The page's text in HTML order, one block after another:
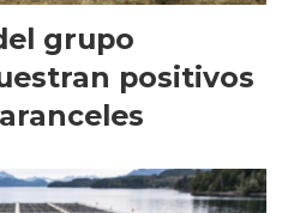
grupo
positivos